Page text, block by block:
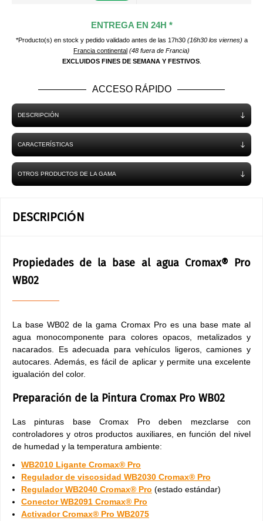
ENTREGA EN 24H *
*Producto(s) en stock y pedido validado antes de las 17h30 (16h30 los viernes) a
Francia continental (48 fuera de Francia)
EXCLUIDOS FINES DE SEMANA Y FESTIVOS.
ACCESO RÁPIDO
DESCRIPCIÓN
CARACTERÍSTICAS
OTROS PRODUCTOS DE LA GAMA
DESCRIPCIÓN
Propiedades de la base al agua Cromax® Pro
WB02
La base WB02 de la gama Cromax Pro es una base mate al
agua monocomponente para colores opacos, metalizados y
nacarados. Es adecuada para vehículos ligeros, camiones y
autocares. Además, es fácil de aplicar y permite una excelente
igualación del color.
Preparación de la Pintura Cromax Pro WB02
Las pinturas base Cromax Pro deben mezclarse con
controladores y otros productos auxiliares, en función del nivel
de humedad y la temperatura ambiente:
WB2010 Ligante Cromax® Pro
Regulador de viscosidad WB2030 Cromax® Pro
Regulador WB2040 Cromax® Pro (estado estándar)
Conector WB2091 Cromax® Pro
Activador Cromax® Pro WB2075